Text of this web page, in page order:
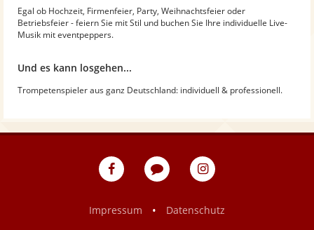
Egal ob Hochzeit, Firmenfeier, Party, Weihnachtsfeier oder
Betriebsfeier - feiern Sie mit Stil und buchen Sie Ihre individuelle Live-
Musik mit eventpeppers.
Und es kann losgehen...
Trompetenspieler aus ganz Deutschland: individuell & professionell.
eventpeppers
Blog
eventpeppers
Impressum
• Datenschutz